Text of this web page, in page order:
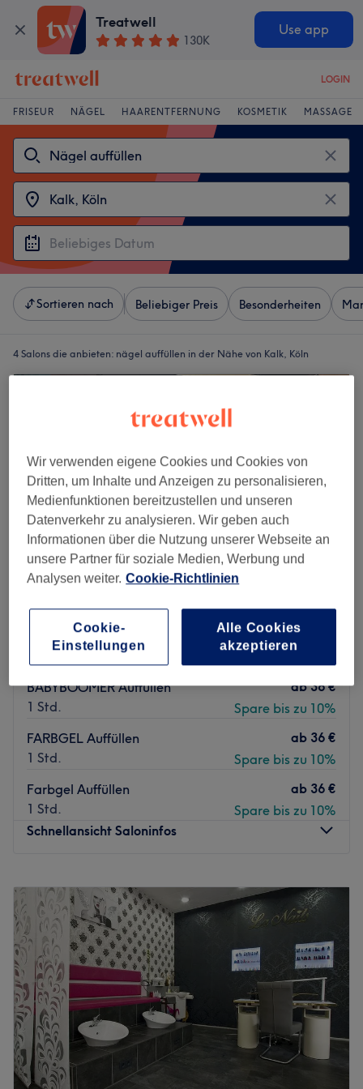
Treatwell
130K
Use app
LOGIN
FRISEUR NÄGEL HAARENTFERNUNG KOSMETIK MASSAGE
Sortieren nach Beliebiger Preis Besonderheiten
4 Salons die anbieten: nägel auffüllen in der Nähe von Kalk, Köln
Nagelmanufaktur Dellbrück
6848 Bewertungen
Dellbrück, Köln
Auf Karte anzeigen
Last Minute
BABYBOOMER Auffüllen
1 Std.
ab 36 €
Spare bis zu 10%
FARBGEL Auffüllen
1 Std.
ab 36 €
Spare bis zu 10%
Farbgel Auffüllen
1 Std.
ab 36 €
Spare bis zu 10%
Schnellansicht Saloninfos
Dienstag
09:30–
19:30
Mittwoch
09:30–19:30
Donnerstag
09:30
Freitag
09:30
19:30
Samstag
09:30
17:30
Sonntag
Geschlossen
- Die Nagelmanufaktur - Schönheit, die begeistert! -
Deine erste Adresse für exklusive Maniküre, Pediküre und
Nagelmodellage inKöln-Dellbrück
Wir verwenden eigene Cookies und Cookies von
Dritten, um Inhalte und Anzeigen zu personalisieren,
Medienfunktionen bereitzustellen und unseren
Datenverkehr zu analysieren. Wir geben auch
Informationen über die Nutzung unserer Webseite an
unsere Partner für soziale Medien, Werbung und
Analysen weiter. Cookie-Richtlinien
Cookie-
Einstellungen
Alle Cookies
akzeptieren